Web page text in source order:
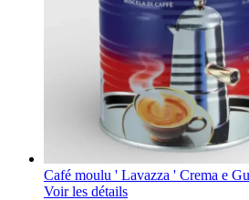
Café moulu ' Lavazza ' Crema e
Voir les détails